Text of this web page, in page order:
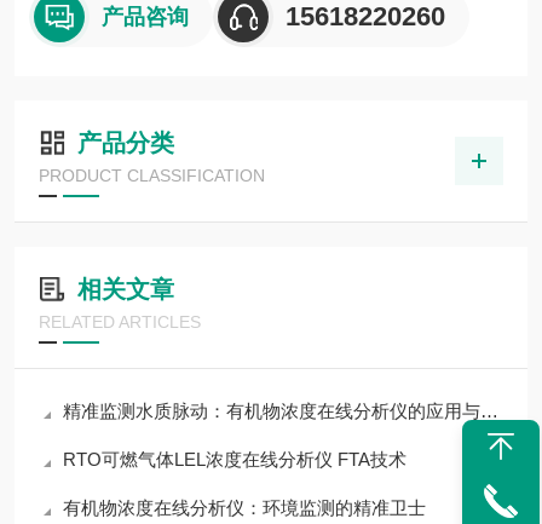
产品咨询 15618220260
产品分类
PRODUCT CLASSIFICATION
相关文章
RELATED ARTICLES
精准监测水质脉动：有机物浓度在线分析仪的应用与价值
RTO可燃气体LEL浓度在线分析仪 FTA技术
有机物浓度在线分析仪：环境监测的精准卫士